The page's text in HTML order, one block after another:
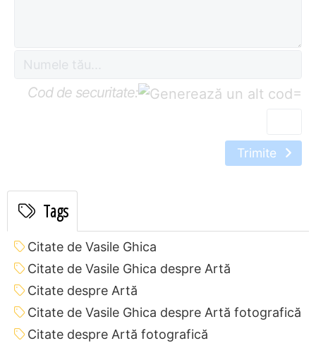
Cod de securitate: =
Trimite
Tags
Citate de Vasile Ghica
Citate de Vasile Ghica despre Artă
Citate despre Artă
Citate de Vasile Ghica despre Artă fotografică
Citate despre Artă fotografică